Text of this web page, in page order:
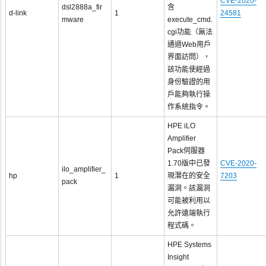
d-link
dsl2888a_fir
mware
1
含
execute_cmd.
cgi功能（無法
通過Web用戶
界面訪問），
該功能使經過
身份驗證的用
戶能夠執行操
作系統指令。
24581
hp
ilo_amplifier_
pack
1
HPE iLO
Amplifier
Pack伺服器
1.70版中已發
現潛在的安全
漏洞。該漏洞
可能被利用以
允許遠端執行
程式碼。
CVE-2020-
7203
HPE Systems
Insight